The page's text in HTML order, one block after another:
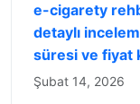
e-cigarety
detaylı
süresi ve fiyat
Şubat 14, 2026